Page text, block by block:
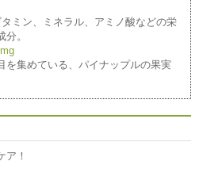
ミン、ミネラル、アミノ酸などの栄
。
を集めている、パイナップルの果実
ア！